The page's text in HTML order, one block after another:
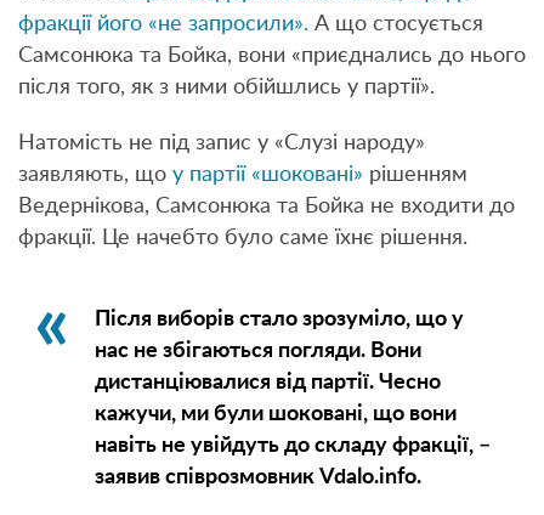
фракції його «не запросили». А що стосується
Самсонюка та Бойка, вони «приєднались до нього
після того, як з ними обійшлись у партії».
Натомість не під запис у «Слузі народу»
заявляють, що у партії «шоковані» рішенням
Ведернікова, Самсонюка та Бойка не входити до
фракції. Це начебто було саме їхнє рішення.
Після виборів стало зрозуміло, що у
нас не збігаються погляди. Вони
дистанціювалися від партії. Чесно
кажучи, ми були шоковані, що вони
навіть не увійдуть до складу фракції, –
заявив співрозмовник Vdalo.info.